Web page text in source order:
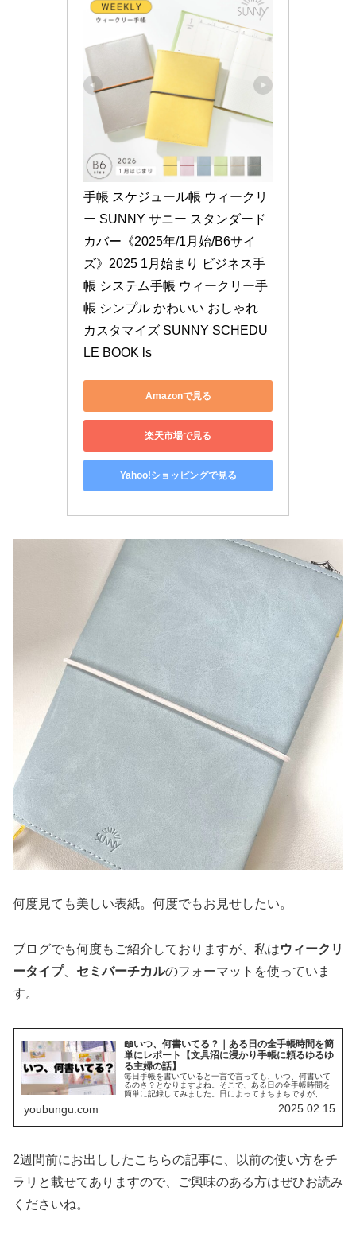
手帳 スケジュール帳 ウィークリ
ー SUNNY サニー スタンダード
カバー《2025年/1月始/B6サイ
ズ》2025 1月始まり ビジネス手
帳 システム手帳 ウィークリー手
帳 シンプル かわいい おしゃれ
カスタマイズ SUNNY SCHEDU
LE BOOK ls
Amazonで見る
楽天市場で見る
Yahoo!ショッピングで見る
何度見ても美しい表紙。何度でもお見せしたい。
ブログでも何度もご紹介しておりますが、私はウィークリ
ータイプ、 セミバーチカルのフォーマットを使っていま
す。
📖いつ、何書いてる？｜ある日の全手帳時間を簡
単にレポート【文具沼に浸かり手帳に頼るゆるゆ
る主婦の話】
毎日手帳を書いていると一言で言っても、いつ、何書いて
るのさ？となりますよね。そこで、ある日の全手帳時間を
簡単に記録してみました。日によってまちまちですが、大
youbungu.com 2025.02.15
2週間前にお出ししたこちらの記事に、以前の使い方をチ
ラリと載せてありますので、ご興味のある方はぜひお読み
くださいね。